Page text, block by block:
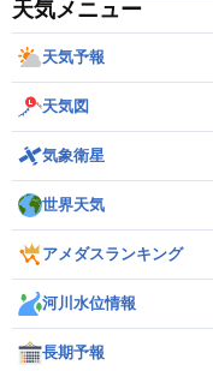
天気メニュー
天気予報
天気図
気象衛星
世界天気
アメダスランキング
河川水位情報
長期予報